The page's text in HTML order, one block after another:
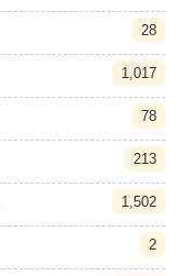
28
1,017
78
213
1,502
2